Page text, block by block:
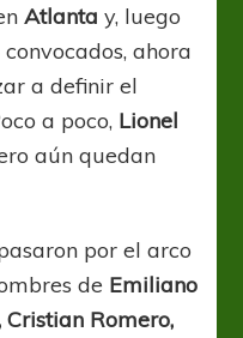
Atlanta y, luego
ahora
a definir el
a poco, Lionel
aún quedan
por el arco
de Emiliano
Romero,